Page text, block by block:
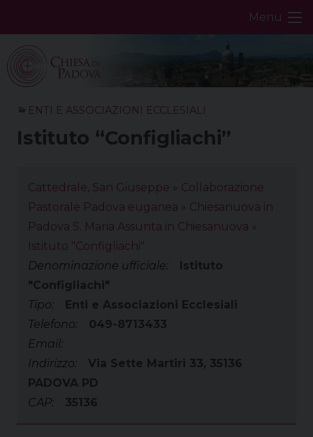
Menu
ENTI E ASSOCIAZIONI ECCLESIALI
Istituto “Configliachi”
Cattedrale, San Giuseppe
Collaborazione
Pastorale Padova euganea
Chiesanuova in
Padova S. Maria Assunta in Chiesanuova
Istituto "Configliachi"
Denominazione ufficiale:
Istituto
"Configliachi"
Tipo:
Enti e Associazioni Ecclesiali
Telefono:
049-8713433
Email:
Indirizzo:
Via Sette Martiri 33, 35136
PADOVA PD
CAP:
35136